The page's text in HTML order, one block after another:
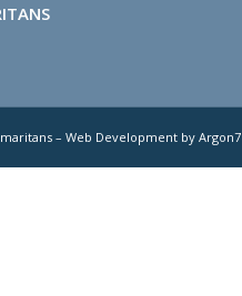
– Web Development by Argon7